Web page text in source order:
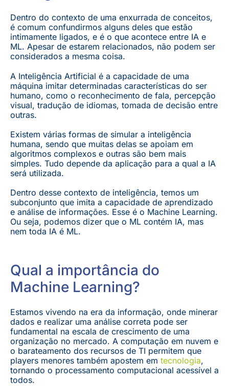
Dentro do contexto de uma enxurrada de conceitos,
é comum confundirmos alguns deles que estão
intimamente ligados, e é o que acontece entre IA e
ML. Apesar de estarem relacionados, não podem ser
considerados a mesma coisa.
A Inteligência Artificial é a capacidade de uma
máquina imitar determinadas características do ser
humano, como o reconhecimento de fala, percepção
visual, tradução de idiomas, tomada de decisão entre
outras.
Existem várias formas de simular a inteligência
humana, sendo que muitas delas se apoiam em
algoritmos complexos e outras são bem mais
simples. Tudo depende da aplicação para a qual a IA
será utilizada.
Dentro desse contexto de inteligência, temos um
subconjunto que imita a capacidade de aprendizado
e análise de informações. Esse é o Machine Learning.
Ou seja, podemos dizer que o ML contém IA, mas
nem toda IA é ML.
Qual a importância do
Machine Learning?
Estamos vivendo na era da informação, onde minerar
dados e realizar uma análise correta pode ser
fundamental na escala de crescimento de uma
organização no mercado. A computação em nuvem e
o barateamento dos recursos de TI permitem que
players menores também apostem em tecnologia,
tornando o processamento computacional acessível a
todos.